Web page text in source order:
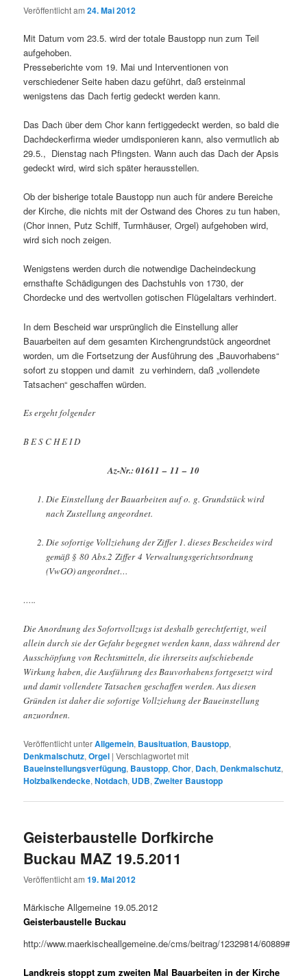
Veröffentlicht am24. Mai 2012
Mit Datum vom 23.5. wird der totale Baustopp nun zum Teil
aufgehoben.
Presseberichte vom 19. Mai und Interventionen von
verschiedener Seite haben dazu geführt, daß ersteinmal
wenigstens das Dach fertig gedeckt werden kann.
Das Dach über dem Chor kann fertiggedeckt werden, so bald die
Dachdeckerfirma wieder umdisponieren kann, also vermutlich ab
29.5., Dienstag nach Pfingsten. Wann auch das Dach der Apsis
gedeckt wird, wird sich später herausstellen.
Ob der bisherige totale Baustopp nun auch für andere Bereiche
der Kirche, die nichts mit der Ostwand des Chores zu tun haben,
(Chor innen, Putz Schiff, Turmhäuser, Orgel) aufgehoben wird,
wird sich noch zeigen.
Wenigstens werden durch die notwendige Dacheindeckung
ernsthafte Schädigungen des Dachstuhls von 1730, der
Chordecke und des wertvollen gotischen Flügelaltars verhindert.
In dem Bescheid war ursprünglich die Einstellung aller
Bauarbeiten auf dem gesamten Kirchengrundstück angeordnet
worden, um die Fortsetzung der Ausführung des „Bauvorhabens“
sofort zu stoppen und damit zu verhindern, daß „vollendete
Tatsachen“ geschaffen würden.
Es ergeht folgender
B E S C H E I D
Az-Nr.:01611 – 11 – 10
Die Einstellung der Bauarbeiten auf o. g. Grundstück wird
nach Zustellung angeordnet.
Die sofortige Vollziehung der Ziffer 1. dieses Bescheides wird
gemäß § 80 Abs.2 Ziffer 4 Verwaltungsgerichtsordnung
(VwGO) angeordnet…
…..
Die Anordnung des Sofortvollzugs ist deshalb gerechtfertigt, weil
allein durch sie der Gefahr begegnet werden kann, dass während der
Ausschöpfung von Rechtsmitteln, die ihrerseits aufschiebende
Wirkung haben, die Ausführung des Bauvorhabens fortgesetzt wird
und damit vollendete Tatsachen geschaffen werden. Aus diesen
Gründen ist daher die sofortige Vollziehung der Baueinstellung
anzuordnen.
Veröffentlicht unterAllgemein, Bausituation, Baustopp,
Denkmalschutz,Orgel |Verschlagwortet mit
Baueinstellungsverfügung, Baustopp,Chor, Dach, Denkmalschutz,
Holzbalkendecke,Notdach, UDB,Zweiter Baustopp
Geisterbaustelle Dorfkirche
Buckau MAZ 19.5.2011
Veröffentlicht am19. Mai 2012
Märkische Allgemeine 19.05.2012
Geisterbaustelle Buckau
http://www.maerkischeallgemeine.de/cms/beitrag/12329814/60889#
Landkreis stoppt zum zweiten Mal Bauarbeiten in der Kirche